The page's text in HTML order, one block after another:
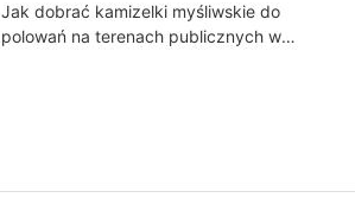
Jak dobrać kamizelki myśliwskie do
polowań na terenach publicznych w